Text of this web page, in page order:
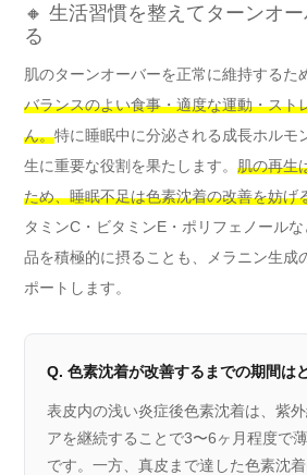
🔸 生活習慣を整えてターンオ
る
肌のターンオーバーを正常に維持するた
バランスのよい食事・適度な運動・スト
ん。特に睡眠中に分泌される成長ホルモ
生に重要な役割を果たします。 肌の再生
ため、睡眠不足は色素沈着の改善を妨げ
タミンC・ビタミンE・ポリフェノール
品を積極的に摂ることも、メラニン生成
ポートします。
Q. 色素沈着が改善するまでの期間は
表皮内の浅い炎症後色素沈着は、紫
アを継続することで3〜6ヶ月程度で
です。一方、真皮まで達した色素沈